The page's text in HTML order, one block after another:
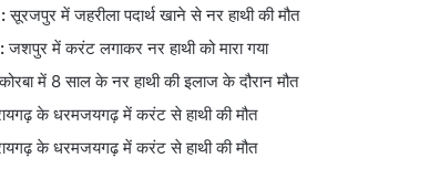
:सूरजपुर में जहरीला पदार्थ खाने से नर हाथी की मौत
:जशपुर में करंट लगाकर नर हाथी को मारा गया
कोरबा में 8 साल के नर हाथी की इलाज के दौरान मौत
के धरमजयगढ़ में करंट से हाथी की मौत
के धरमजयगढ़ में करंट से हाथी की मौत